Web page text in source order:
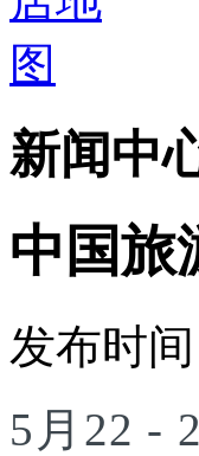
新闻中
中国旅
发布时
5月22 -